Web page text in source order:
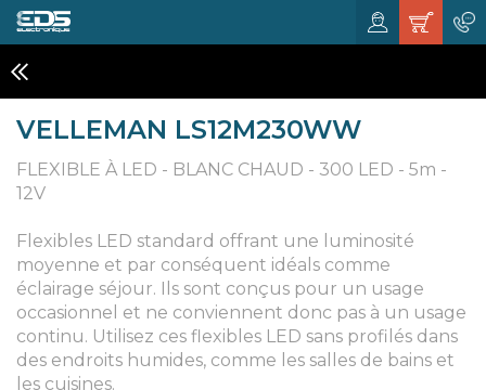
VELLEMAN LS12M230WW
FLEXIBLE À LED - BLANC CHAUD - 300 LED - 5m -
12V
Flexibles LED standard offrant une luminosité
moyenne et par conséquent idéals comme
éclairage séjour. Ils sont conçus pour un usage
occasionnel et ne conviennent donc pas à un usage
continu. Utilisez ces flexibles LED sans profilés dans
des endroits humides, comme les salles de bains et
les cuisines.